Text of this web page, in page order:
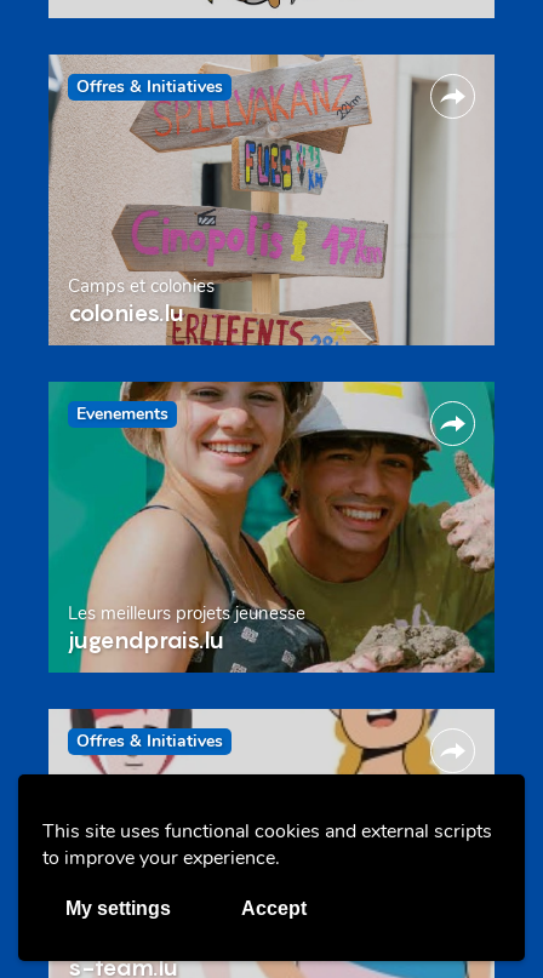
This site uses functional cookies and external scripts
to improve your experience.
My settings Accept
Offres & Initiatives
Camps et colonies
colonies.lu
Evenements
Les meilleurs projets jeunesse
jugendprais.lu
Offres & Initiatives
s-team.lu